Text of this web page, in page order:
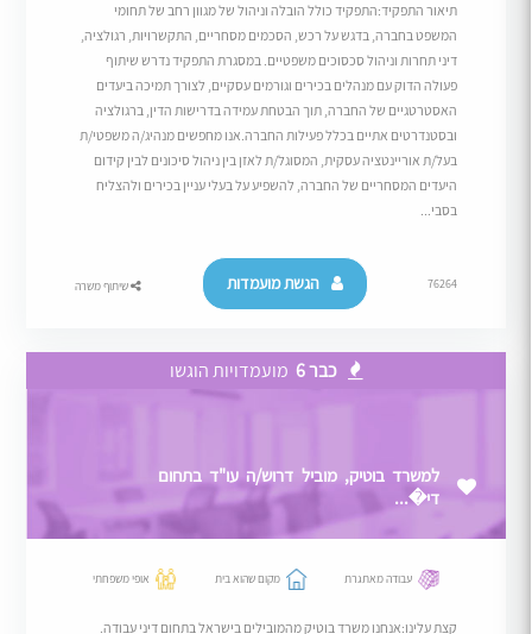
תיאור התפקיד:התפקיד כולל הובלה וניהול של מגוון רחב של תחומי
המשפט בחברה, בדגש על רכש, הסכמים מסחריים, התקשרויות, רגולציה,
דיני תחרות וניהול סכסוכים משפטיים. במסגרת התפקיד נדרש שיתוף
פעולה הדוק עם מנהלים בכירים וגורמים עסקיים, לצורך תמיכה ביעדים
האסטרטגיים של החברה, תוך הבטחת עמידה בדרישות הדין, ברגולציה
ובסטנדרטים אתיים בכלל פעילות החברה.אנו מחפשים מנהיג/ה משפטי/ת
בעל/ת אוריינטציה עסקית, המסוגל/ת לאזן בין ניהול סיכונים לבין קידום
היעדים המסחריים של החברה, להשפיע על בעלי עניין בכירים ולהצליח
בסבי...
76264 הגשת מועמדות שיתוף משרה
כבר 6 מועמדויות הוגשו
למשרד בוטיק, מוביל דרוש/ה עו"ד בתחום
די�...
עבודה מאתגרת מקום שהוא בית אופי משפחתי
קצת עלינו:אנחנו משרד בוטיק מהמובילים בישראל בתחום דיני עבודה.